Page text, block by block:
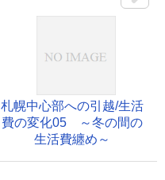
札幌中心部への引越/生活
費の変化05 ～冬の間の
生活費纏め～